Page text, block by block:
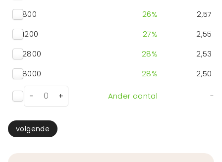
800
26%
2,57
1200
27%
2,55
2800
28%
2,53
8000
28% 2,50
- + Ander aantal -
volgende